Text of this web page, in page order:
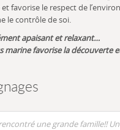
favorise le respect de
le contrôle de soi.
apaisant et relaxant…
marine favorise la découverte
une grande famille!!